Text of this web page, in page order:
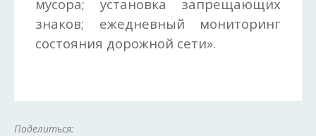
мусора; установка запрещающих
знаков; ежедневный мониторинг
состояния дорожной сети».
Поделиться: